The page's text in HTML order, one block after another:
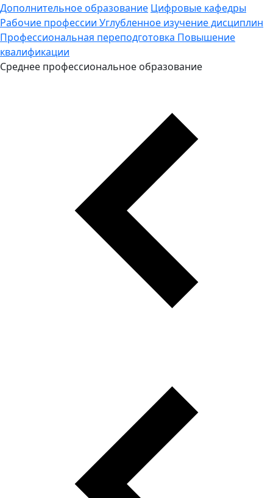
Дополнительное образование Цифровые кафедры
Рабочие профессии Углубленное изучение дисциплин
Профессиональная переподготовка Повышение
квалификации
Среднее профессиональное образование